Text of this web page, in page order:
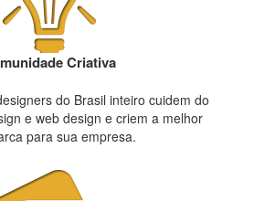
Criativa
do Brasil inteiro cuidem do
e web design e criem a melhor
para sua empresa.